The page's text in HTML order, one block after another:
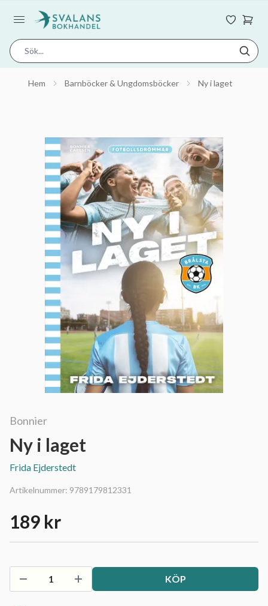
Hem Barnböcker & Ungdomsböcker Ny i laget
Bonnier
Ny i laget
Frida Ejderstedt
Artikelnummer: 9789179812331
189 kr
KÖP